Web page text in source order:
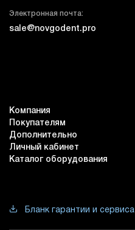
Электронная почта:
sale@novgodent.pro
Компания
Покупателям
Дополнительно
Личный кабинет
Каталог оборудования
Бланк гарантии и сервиса